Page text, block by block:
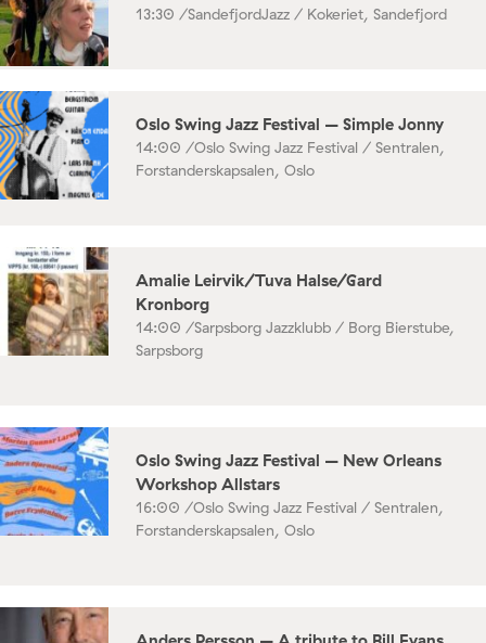
13:30 /SandefjordJazz / Kokeriet, Sandefjord
Oslo Swing Jazz Festival – Simple Jonny
14:00 /Oslo Swing Jazz Festival / Sentralen,
Forstanderskapsalen, Oslo
Amalie Leirvik/Tuva Halse/Gard
Kronborg
14:00 /Sarpsborg Jazzklubb / Borg Bierstube,
Sarpsborg
Oslo Swing Jazz Festival – New Orleans
Workshop Allstars
16:00 /Oslo Swing Jazz Festival / Sentralen,
Forstanderskapsalen, Oslo